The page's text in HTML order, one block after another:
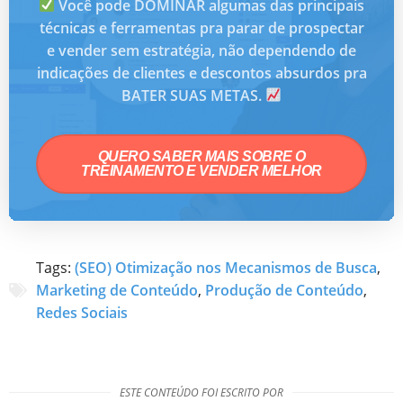
Você pode DOMINAR algumas das principais
técnicas e ferramentas pra parar de prospectar
e vender sem estratégia, não dependendo de
indicações de clientes e descontos absurdos pra
BATER SUAS METAS.
QUERO SABER MAIS SOBRE O
TREINAMENTO E VENDER MELHOR
Tags: (SEO) Otimização nos Mecanismos de Busca,
Marketing de Conteúdo, Produção de Conteúdo,
Redes Sociais
ESTE CONTEÚDO FOI ESCRITO POR